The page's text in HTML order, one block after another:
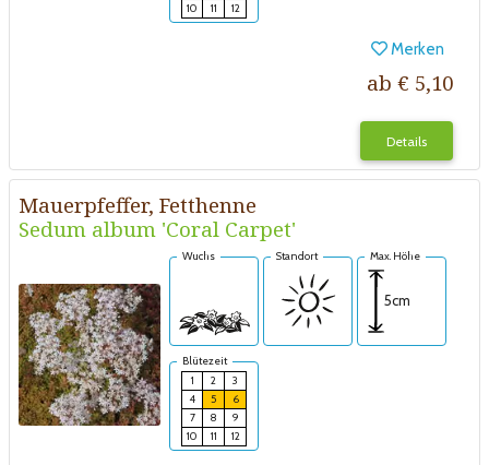
10
11 12
Merken
ab € 5,10
Details
Mauerpfeffer, Fetthenne
Sedum album 'Coral Carpet'
Wuchs Standort Max. Höhe
5cm
Blütezeit
1
2
3
4
5
6
7
8
9
10
11 12